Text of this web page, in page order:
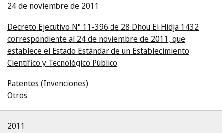
24 de noviembre de 2011
Decreto Ejecutivo N° 11-396 de 28 Dhou El Hidja 1432
correspondiente al 24 de noviembre de 2011, que
establece el Estado Estándar de un Establecimiento
Científico y Tecnológico Público
Patentes (Invenciones)
Otros
2011